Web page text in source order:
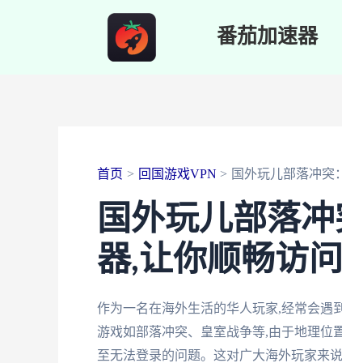
番茄加速器
首页 回国游戏VPN 国外玩儿部落冲突
国外玩儿部落
器,让你顺畅访
作为一名在海外生活的华人玩家,经常会
游戏如部落冲突、皇室战争等,由于地理位
至无法登录的问题。这对广大海外玩家来